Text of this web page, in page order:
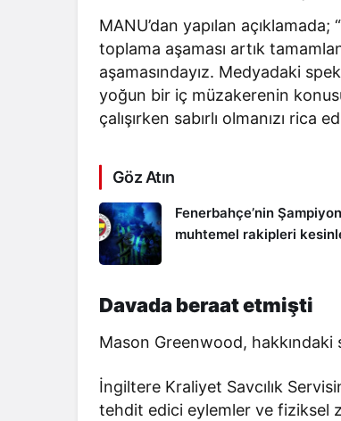
MANU’dan yapılan
toplama aşaması artık
aşamasındayız. Medyadaki
yoğun bir iç müzakerenin
çalışırken sabırlı olmanızı rica
Göz Atın
Fenerbahçe’nin
muhtemel rakipleri
Davada beraat etmişti
Mason Greenwood, hakkındaki
İngiltere Kraliyet Savcılık
tehdit edici eylemler ve fiziksel